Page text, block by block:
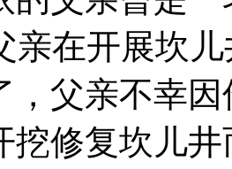
亲在开展坎
，父亲不幸
挖修复坎儿